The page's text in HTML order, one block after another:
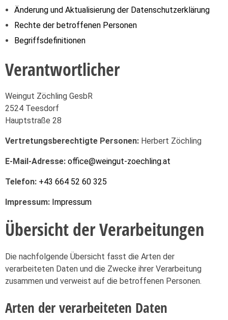
Änderung und Aktualisierung der Datenschutzerklärung
Rechte der betroffenen Personen
Begriffsdefinitionen
Verantwortlicher
Weingut Zöchling GesbR
2524 Teesdorf
Hauptstraße 28
Vertretungsberechtigte Personen: Herbert Zöchling
E-Mail-Adresse: office@weingut-zoechling.at
Telefon: +43 664 52 60 325
Impressum: Impressum
Übersicht der Verarbeitungen
Die nachfolgende Übersicht fasst die Arten der
verarbeiteten Daten und die Zwecke ihrer Verarbeitung
zusammen und verweist auf die betroffenen Personen.
Arten der verarbeiteten Daten